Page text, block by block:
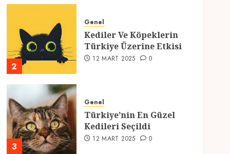
2
Genel
Kediler Ve Köpeklerin
Türkiye Üzerine Etkisi
12 MART 2025 0
3
Genel
Türkiye’nin En Güzel
Kedileri Seçildi
12 MART 2025 0